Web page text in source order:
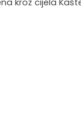
kroz cijela